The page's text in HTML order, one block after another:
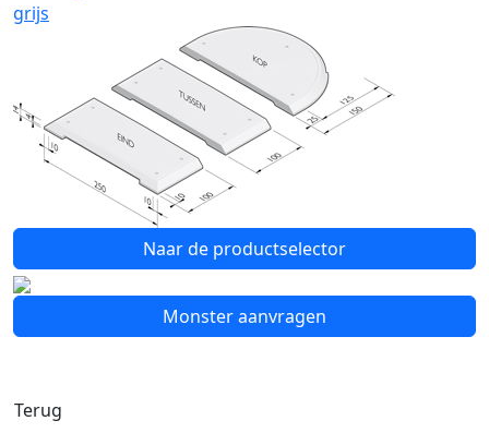
grijs
Naar de productselector
Monster aanvragen
Terug